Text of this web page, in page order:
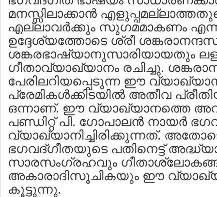
മനസ്സിലാക്കാന്‍
എല്ലാവര്‍ക്കും സുഗമമാകണം
ഉദ്ദേശ്യത്തോടെ ശ്രീ
ശങ്കരഭാഷ്യാനുസാരിയായതും
ഗീതാവ്യാഖ്യാനം രചിച്ചു.
പേരിലറിയപ്പെടുന്ന ഈ
പ്രേമികള്‍ക്കിടയില്‍ അതീവ
ഒന്നാണ്. ഈ വ്യാഖ്യാനത്തെ
പണ്ഡിറ്റ് പി. ഗോപാലന്‍ നായര്‍
വ്യാഖ്യാനിച്ചിരിക്കുന്നത്.
ഭഗവദ്ഗീതയുടെ പതിനെട്ട്
സാരസംഗ്രഹവും
അകാരാദിസൂചികയും ഈ
കൂട്ടുന്നു.